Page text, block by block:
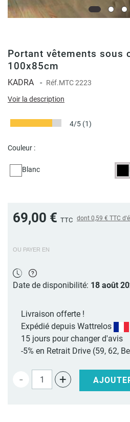
Portant vêtements sous
100x85cm
KADRA - Réf.MTC 2223
Voir la description
4/5 (1)
Couleur :
Blanc
69,00 € TTC dont 0,59 € TTC
OU PAYER EN
Date de disponibilité: 18 août
Livraison offerte !
Expédié depuis Wattrelos
15 jours pour changer d'avis
-5% en Retrait Drive (59, 62,
- +